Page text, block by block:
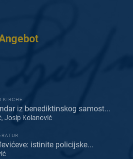
KIRCHE
iz benediktinskog samost...
Josip Kolanović
istinite policijske...